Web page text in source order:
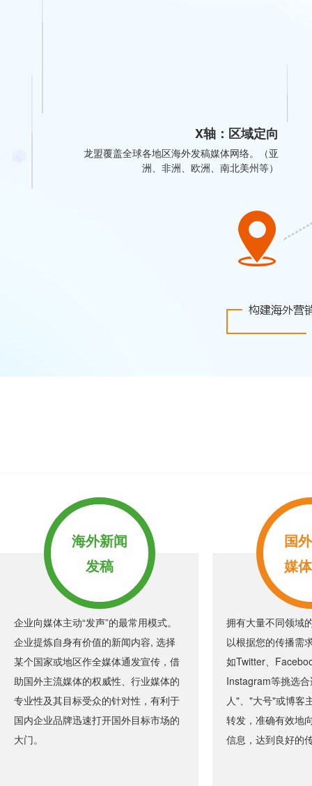
X轴：区域定向
龙盟覆盖全球各地区海外发稿媒体网络。（亚
洲、非洲、欧洲、南北美州等）
海外新闻
发稿
企业向媒体主动“发声”的最常用模式。
企业提炼自身有价值的新闻内容, 选择
某个国家或地区作全媒体通发宣传，借
助国外主流媒体的权威性、行业媒体的
专业性及其目标受众的针对性，有利于
国内企业品牌迅速打开国外目标市场的
大门。
国
媒
拥有大量不同领域
以根据您的传播需
如Twitter、
Instagram等挑选
人"、"大号"或博客
转发，准确有效地
信息，达到良好的